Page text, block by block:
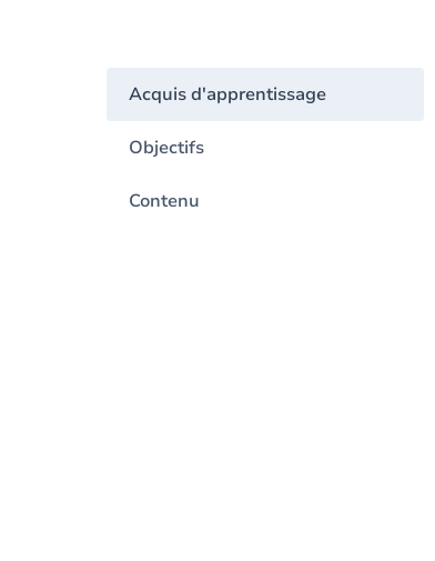
Acquis d'apprentissage
Objectifs
Contenu